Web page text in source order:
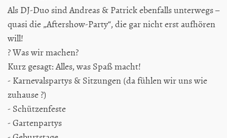
Als DJ-Duo sind Andreas & Patrick ebenfalls unterwegs –
quasi die „Aftershow-Party“, die gar nicht erst aufhören
will!
? Was wir machen?
Kurz gesagt: Alles, was Spaß macht!
- Karnevalspartys & Sitzungen (da fühlen wir uns wie
zuhause ?)
- Schützenfeste
- Gartenpartys